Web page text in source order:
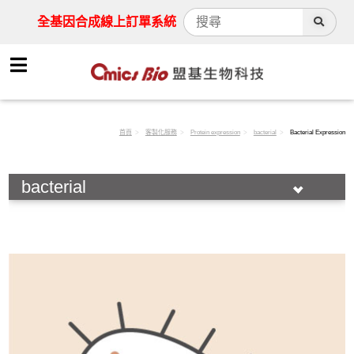
全基因合成線上訂單系統
首頁 客製化服務 Protein expression bacterial Bacterial Expression
bacterial
Drug screening
bacterial